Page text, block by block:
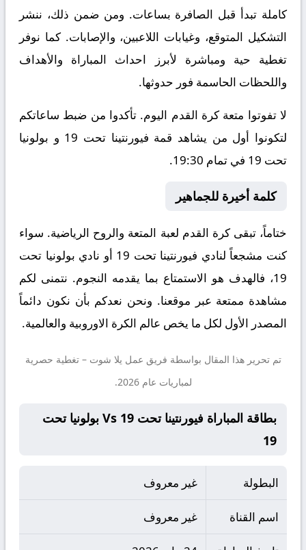
كاملة تبدأ قبل الصافرة بساعات. ومن ضمن ذلك، ننشر
التشكيل المتوقع، وغيابات اللاعبين، والإصابات. كما نوفر
تغطية حية ومباشرة لأبرز احداث المباراة والأهداف
واللحظات الحاسمة فور حدوثها.
لا تفوتوا متعة كرة القدم اليوم. تأكدوا من ضبط ساعاتكم
لتكونوا أول من يشاهد قمة فيورنتينا تحت 19 و بولونيا
تحت 19 في تمام 19:30.
كلمة أخيرة للجماهير
ختاماً، تبقى كرة القدم لعبة المتعة والروح الرياضية. سواء
كنت مشجعاً لنادي فيورنتينا تحت 19 أو نادي بولونيا تحت
19، فالهدف هو الاستمتاع بما يقدمه النجوم. نتمنى لكم
مشاهدة ممتعة عبر موقعنا. ونحن نعدكم بأن نكون دائماً
المصدر الأول لكل ما يخص عالم الكرة الاوروبية والعالمية.
تم تحرير هذا المقال بواسطة فريق عمل يلا شوت – تغطية حصرية
لمباريات عام 2026.
بطاقة المباراة فيورنتينا تحت 19 Vs بولونيا تحت
19
البطولة غير معروف
اسم القناة غير معروف